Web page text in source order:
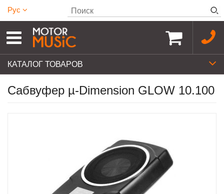
Рус
КАТАЛОГ ТОВАРОВ
Сабвуфер µ-Dimension GLOW 10.100